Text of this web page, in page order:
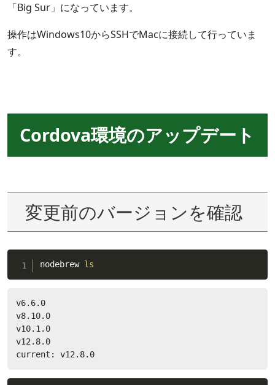
「Big Sur」になっています。
操作はWindows10からSSHでMacに接続して行っていま
す。
Cordova環境のアップデート
変更前のバージョンを確認
nodebrew ls
v6.6.0
v8.10.0
v10.1.0
v12.8.0
current: v12.8.0